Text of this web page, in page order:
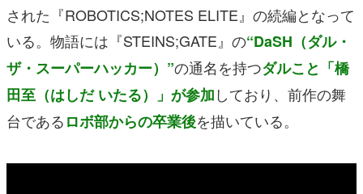
された『ROBOTICS;NOTES ELITE』の続編となって
いる。物語には『STEINS;GATE』の“DaSH（ダル・
ザ・スーパーハッカー）”の通名を持つダルこと「橋
田至（はしだ いたる）」が参加しており、前作の舞
台であるロボ部からの卒業後を描いている。